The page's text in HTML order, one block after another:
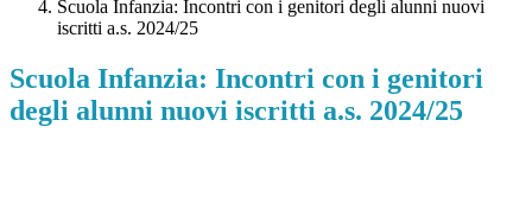
Scuola Infanzia: Incontri con i genitori degli alunni nuovi
iscritti a.s. 2024/25
Scuola Infanzia: Incontri con i genitori
degli alunni nuovi iscritti a.s. 2024/25